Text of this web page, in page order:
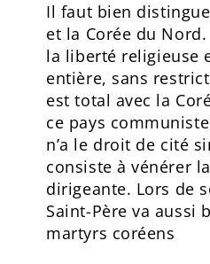
Il faut bien
et la Corée du Nord.
la liberté religieuse
entière, sans
est total avec la
ce pays
n’a le droit de cité
consiste à vénérer
dirigeante. Lors de
Saint-Père va aussi
martyrs coréens